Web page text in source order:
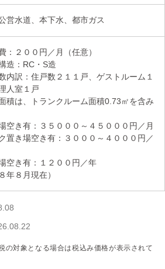
営水道、本下水、都市ガス
：２００円／月（任意）
造：RC・S造
内訳：住戸数２１１戸、ゲストルーム１
人室１戸
積は、トランクルーム面積0.73㎡を含み
空き有：３５０００～４５０００円／月
置き場空き有：３０００～４０００円／
空き有：１２００円／年
年８月現在）
の対象となる場合は税込み価格が表示されて